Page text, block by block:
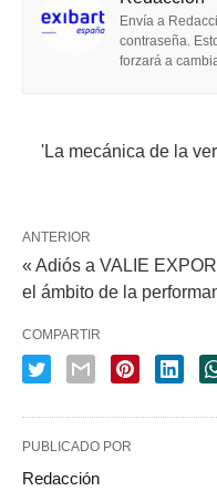
Envía a
contraseña.
forzará a
'La mecánica de la
ANTERIOR
« Adiós a VALIE
el ámbito de la
COMPARTIR
PUBLICADO POR
Redacción